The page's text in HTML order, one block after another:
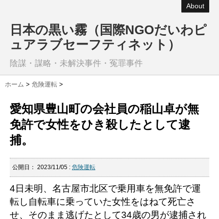
About
日本の黒い霧（国際NGOだいわピ
ュアラブセーフティネット）
陰謀・謀略・未解決事件・冤罪事件
ホーム > 危険運転 >
愛知県豊山町の会社員の稲山卓が無
免許で女性をひき殺したとして逮
捕。
公開日： 2023/11/05 : 危険運転
4日未明、名古屋市北区で乗用車を無免許で運
転し自転車に乗っていた女性をはねて死亡さ
せ、そのまま逃げたとして34歳の男が逮捕され